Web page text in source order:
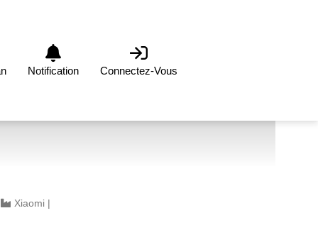
Notification Connectez-Vous
Xiaomi |